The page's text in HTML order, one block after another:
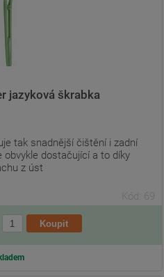
jazyková škrabka
tak snadnější čištění i zadní
dostačující a to díky
z úst
Kód: 69